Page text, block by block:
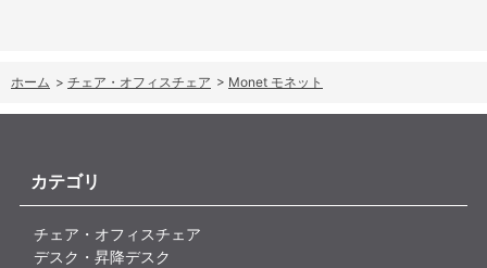
ホーム > チェア・オフィスチェア > Monet モネット
カテゴリ
チェア・オフィスチェア
デスク・昇降デスク